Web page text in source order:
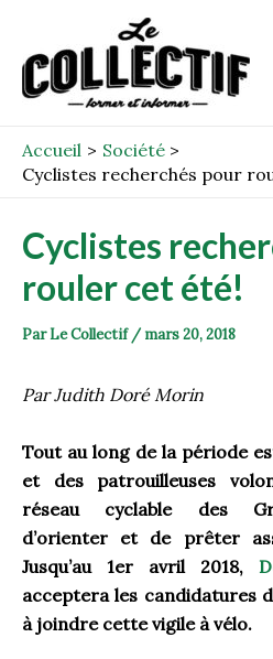
contenu
Accueil
Société
Cyclistes recherchés pour
Cyclistes
rouler cet été!
ParLe Collectif / mars 20, 2018
Par Judith Doré Morin
Tout au long de la période
et des patrouilleuses
réseau cyclable des
d’orienter et de prêter
Jusqu’au 1er avril 2018,
acceptera les candidatures
à joindre cette vigile à vélo.
navigation